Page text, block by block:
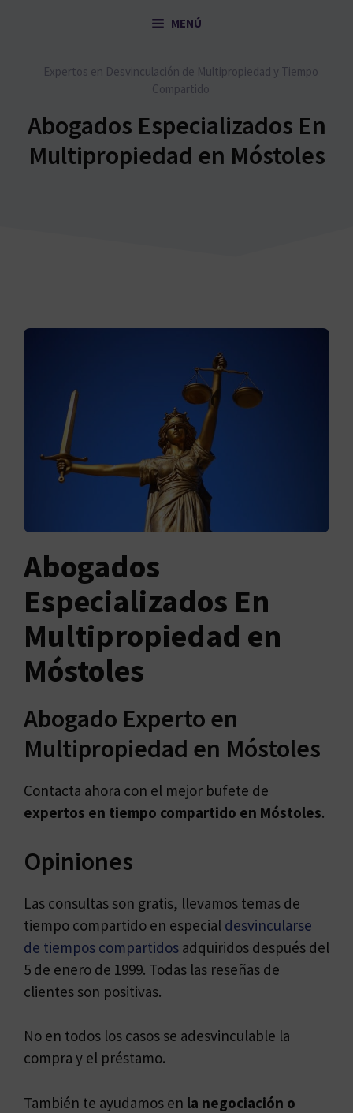
MENÚ
Expertos en Desvinculación de Multipropiedad y Tiempo
Compartido
Abogados Especializados En
Multipropiedad en Móstoles
Abogados
Especializados En
Multipropiedad en
Móstoles
Abogado Experto en
Multipropiedad en Móstoles
Contacta ahora con el mejor bufete de
expertos en tiempo compartido en Móstoles.
Opiniones
Las consultas son gratis, llevamos temas de
tiempo compartido en especial desvincularse
de tiempos compartidos adquiridos después del
5 de enero de 1999. Todas las reseñas de
clientes son positivas.
No en todos los casos se adesvinculable la
compra y el préstamo.
También te ayudamos en la negociación o